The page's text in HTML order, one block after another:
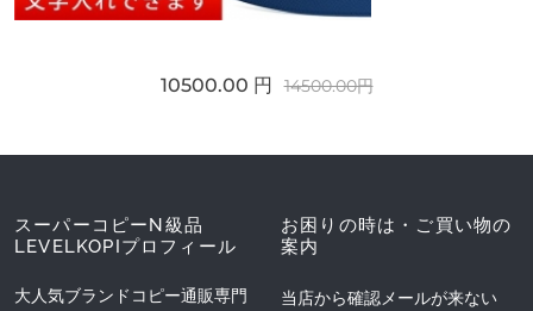
10500.00 円 14500.00円
スーパーコピーN級品
LEVELKOPIプロフィール
大人気ブランドコピー通販専門
お困りの時は・ご買い物の
案内
当店から確認メールが来ない